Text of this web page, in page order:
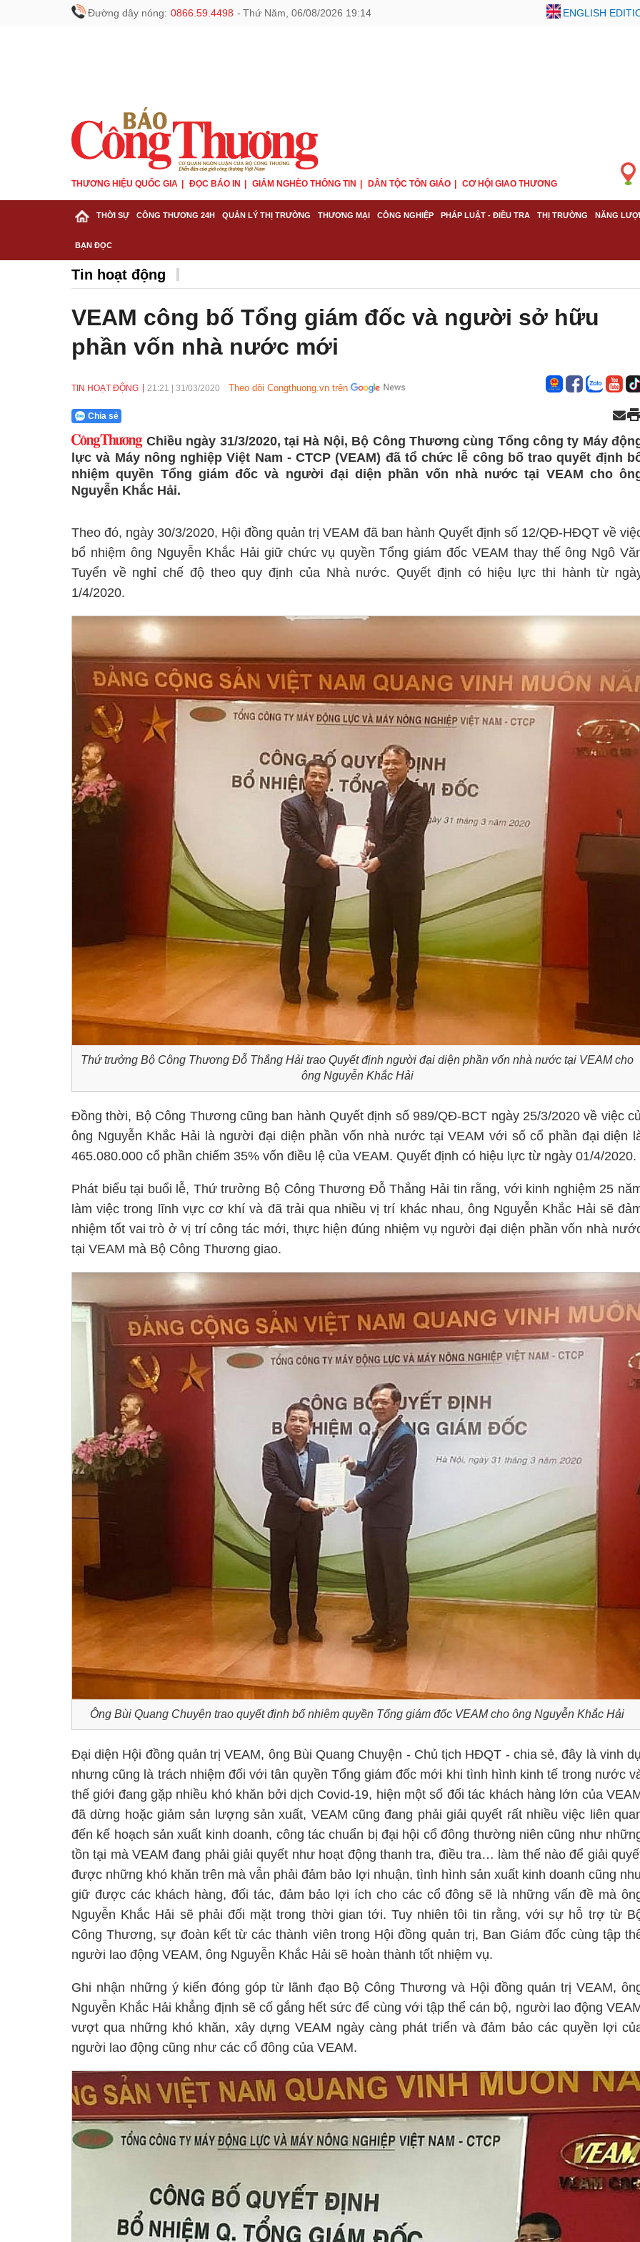
Đường dây nóng: 0866.59.4498 - Thứ Năm, 06/08/2026 19:14 ENGLISH
THƯƠNG HIỆU QUỐC GIA ĐỌC BÁO IN GIẢM NGHÈO THÔNG TIN DÂN TỘC TÔN GIÁO CƠ HỘI GIAO THƯƠNG
THỜI SỰ CÔNG THƯƠNG 24H QUẢN LÝ THỊ TRƯỜNG THƯƠNG MẠI CÔNG NGHIỆP PHÁP LUẬT - ĐIỀU TRA THỊ TRƯỜNG NĂNG
BẠN ĐỌC
Tin hoạt động
VEAM công bố Tổng giám đốc và người sở hữu
phần vốn nhà nước mới
TIN HOẠT ĐỘNG 21:21 31/03/2020 Theo dõi Congthuong.vn trên
Chia sẻ
Chiều ngày 31/3/2020, tại Hà Nội, Bộ Công Thương cùng Tổng công ty Máy
lực và Máy nông nghiệp Việt Nam - CTCP (VEAM) đã tổ chức lễ công bố trao quyết định
nhiệm quyền Tổng giám đốc và người đại diện phần vốn nhà nước tại VEAM cho
Nguyễn Khắc Hải.
Theo đó, ngày 30/3/2020, Hội đồng quản trị VEAM đã ban hành Quyết định số 12/QĐ-HĐQT về
bổ nhiệm ông Nguyễn Khắc Hải giữ chức vụ quyền Tổng giám đốc VEAM thay thế ông Ngô
Tuyển về nghỉ chế độ theo quy định của Nhà nước. Quyết định có hiệu lực thi hành từ
1/4/2020.
Thứ trưởng Bộ Công Thương Đỗ Thắng Hải trao Quyết định người đại diện phần vốn nhà nước tại VEAM cho
ông Nguyễn Khắc Hải
Đồng thời, Bộ Công Thương cũng ban hành Quyết định số 989/QĐ-BCT ngày 25/3/2020 về việc
ông Nguyễn Khắc Hải là người đại diện phần vốn nhà nước tại VEAM với số cổ phần đại diện
465.080.000 cổ phần chiếm 35% vốn điều lệ của VEAM. Quyết định có hiệu lực từ ngày 01/4/2020.
Phát biểu tại buổi lễ, Thứ trưởng Bộ Công Thương Đỗ Thắng Hải tin rằng, với kinh nghiệm 25
làm việc trong lĩnh vực cơ khí và đã trải qua nhiều vị trí khác nhau, ông Nguyễn Khắc Hải sẽ
nhiệm tốt vai trò ở vị trí công tác mới, thực hiện đúng nhiệm vụ người đại diện phần vốn nhà
tại VEAM mà Bộ Công Thương giao.
Ông Bùi Quang Chuyện trao quyết định bổ nhiệm quyền Tổng giám đốc VEAM cho ông Nguyễn Khắc Hải
Đại diện Hội đồng quản trị VEAM, ông Bùi Quang Chuyện - Chủ tịch HĐQT - chia sẻ, đây là vinh
nhưng cũng là trách nhiệm đối với tân quyền Tổng giám đốc mới khi tình hình kinh tế trong nước
thế giới đang gặp nhiều khó khăn bởi dịch Covid-19, hiện một số đối tác khách hàng lớn của
đã dừng hoặc giảm sản lượng sản xuất, VEAM cũng đang phải giải quyết rất nhiều việc liên
đến kế hoạch sản xuất kinh doanh, công tác chuẩn bị đại hội cổ đông thường niên cũng như
tồn tại mà VEAM đang phải giải quyết như hoạt động thanh tra, điều tra… làm thế nào để giải
được những khó khăn trên mà vẫn phải đảm bảo lợi nhuận, tình hình sản xuất kinh doanh cũng
giữ được các khách hàng, đối tác, đảm bảo lợi ích cho các cổ đông sẽ là những vấn đề mà
Nguyễn Khắc Hải sẽ phải đối mặt trong thời gian tới. Tuy nhiên tôi tin rằng, với sự hỗ trợ từ
Công Thương, sự đoàn kết từ các thành viên trong Hội đồng quản trị, Ban Giám đốc cùng tập
người lao động VEAM, ông Nguyễn Khắc Hải sẽ hoàn thành tốt nhiệm vụ.
Ghi nhận những ý kiến đóng góp từ lãnh đạo Bộ Công Thương và Hội đồng quản trị VEAM,
Nguyễn Khắc Hải khẳng định sẽ cố gắng hết sức để cùng với tập thể cán bộ, người lao động
vượt qua những khó khăn, xây dựng VEAM ngày càng phát triển và đảm bảo các quyền lợi
người lao động cũng như các cổ đông của VEAM.